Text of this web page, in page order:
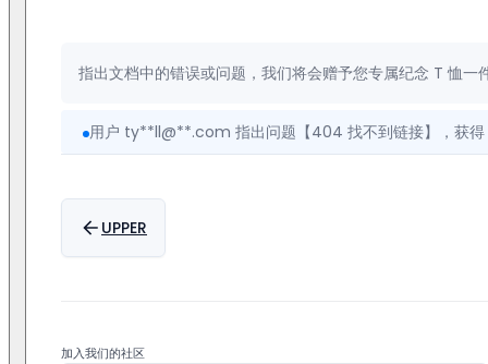
指出文档中的错误或问题，我们将会赠予您专属纪念 T 恤一
用户 ty**ll@**.com 指出问题【404 找不到链接】，获
用户 bo**yf@gmail.com 提出建议【存储过程相关的文档
用户 7**99@qq.com 指出问题【没看到 range + 时间方
用户 ue**ke@163.com 指出问题【注释与命令不符，拼
UPPER
加入我们的社区